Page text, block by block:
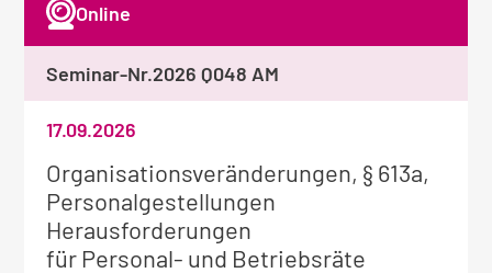
Weitere
Informationen
zum
Seminar:
Organisationsveränderungen, § 613a,
Personalgestellungen
Herausforderungen
für Personal- und Betriebsräte
17.09.2026
Online
Seminar-Nr.2026 Q048 AM